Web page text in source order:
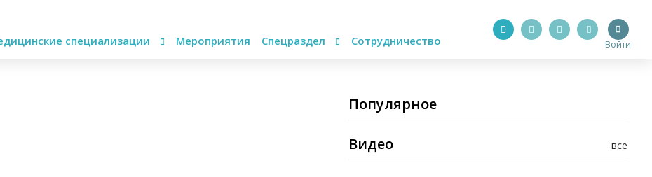
специализации Мероприятия Спецраздел Сотрудничество Войти
Популярное
все
Видео